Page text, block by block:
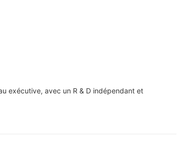
exécutive, avec un R & D indépendant et